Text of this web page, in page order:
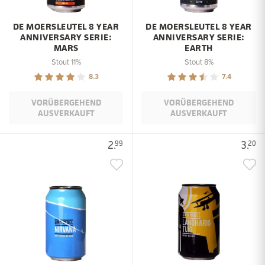
DE MOERSLEUTEL 8 YEAR
ANNIVERSARY SERIE:
MARS
Stout 11%
8.3
VORÜBERGEHEND
AUSVERKAUFT
DE MOERSLEUTEL 8 YEAR
ANNIVERSARY SERIE:
EARTH
Stout 8%
7.4
VORÜBERGEHEND
AUSVERKAUFT
2.99 3.20